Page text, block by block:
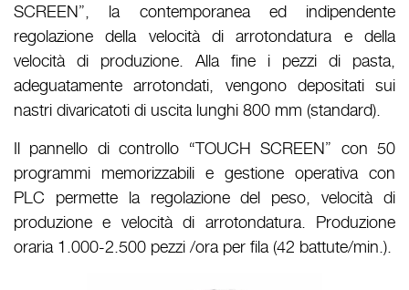
SCREEN”, la contemporanea ed indipendente
regolazione della velocità di arrotondatura e della
velocità di produzione. Alla fine i pezzi di pasta,
adeguatamente arrotondati, vengono depositati sui
nastri divaricatoti di uscita lunghi 800 mm (standard).
Il pannello di controllo “TOUCH SCREEN” con 50
programmi memorizzabili e gestione operativa con
PLC permette la regolazione del peso, velocità di
produzione e velocità di arrotondatura. Produzione
oraria 1.000-2.500 pezzi /ora per fila (42 battute/min.).